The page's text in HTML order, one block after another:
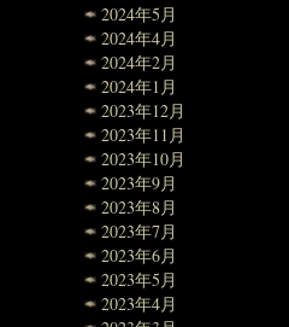
2024年5月
2024年4月
2024年2月
2024年1月
2023年12月
2023年11月
2023年10月
2023年9月
2023年8月
2023年7月
2023年6月
2023年5月
2023年4月